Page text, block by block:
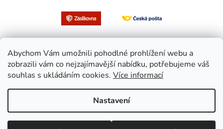
Abychom Vám umožnili pohodlné prohlížení webu a
zobrazili vám co nejzajímavější nabídku, potřebujeme váš
souhlas s ukládáním cookies. Více informací
Nastavení
Vytvořil Shoptet
Copyright 2026EasySport.cz. Všechna práva vyhrazena.Upravit